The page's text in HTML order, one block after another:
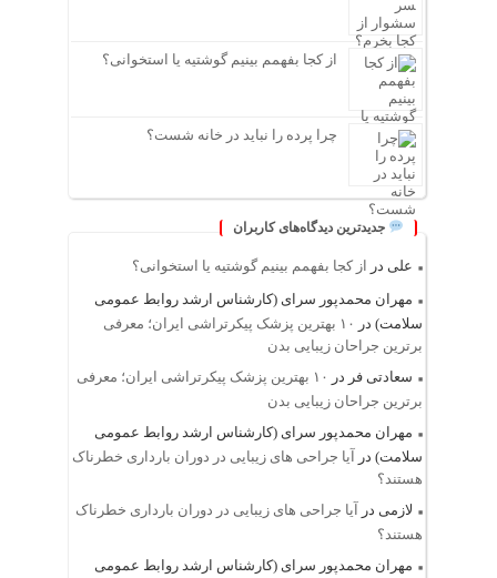
از کجا بفهمم بینیم گوشتیه یا استخوانی؟
چرا پرده را نباید در خانه شست؟
جدیدترین دیدگاه‌های کاربران
علی در
از کجا بفهمم بینیم گوشتیه یا استخوانی؟
مهران محمدپور سرای (کارشناس ارشد روابط عمومی
سلامت) در
۱۰ بهترین پزشک پیکرتراشی ایران؛ معرفی
برترین جراحان زیبایی بدن
سعادتی فر در
۱۰ بهترین پزشک پیکرتراشی ایران؛ معرفی
برترین جراحان زیبایی بدن
مهران محمدپور سرای (کارشناس ارشد روابط عمومی
سلامت) در
آیا جراحی های زیبایی در دوران بارداری خطرناک
هستند؟
لازمی در
آیا جراحی های زیبایی در دوران بارداری خطرناک
هستند؟
مهران محمدپور سرای (کارشناس ارشد روابط عمومی